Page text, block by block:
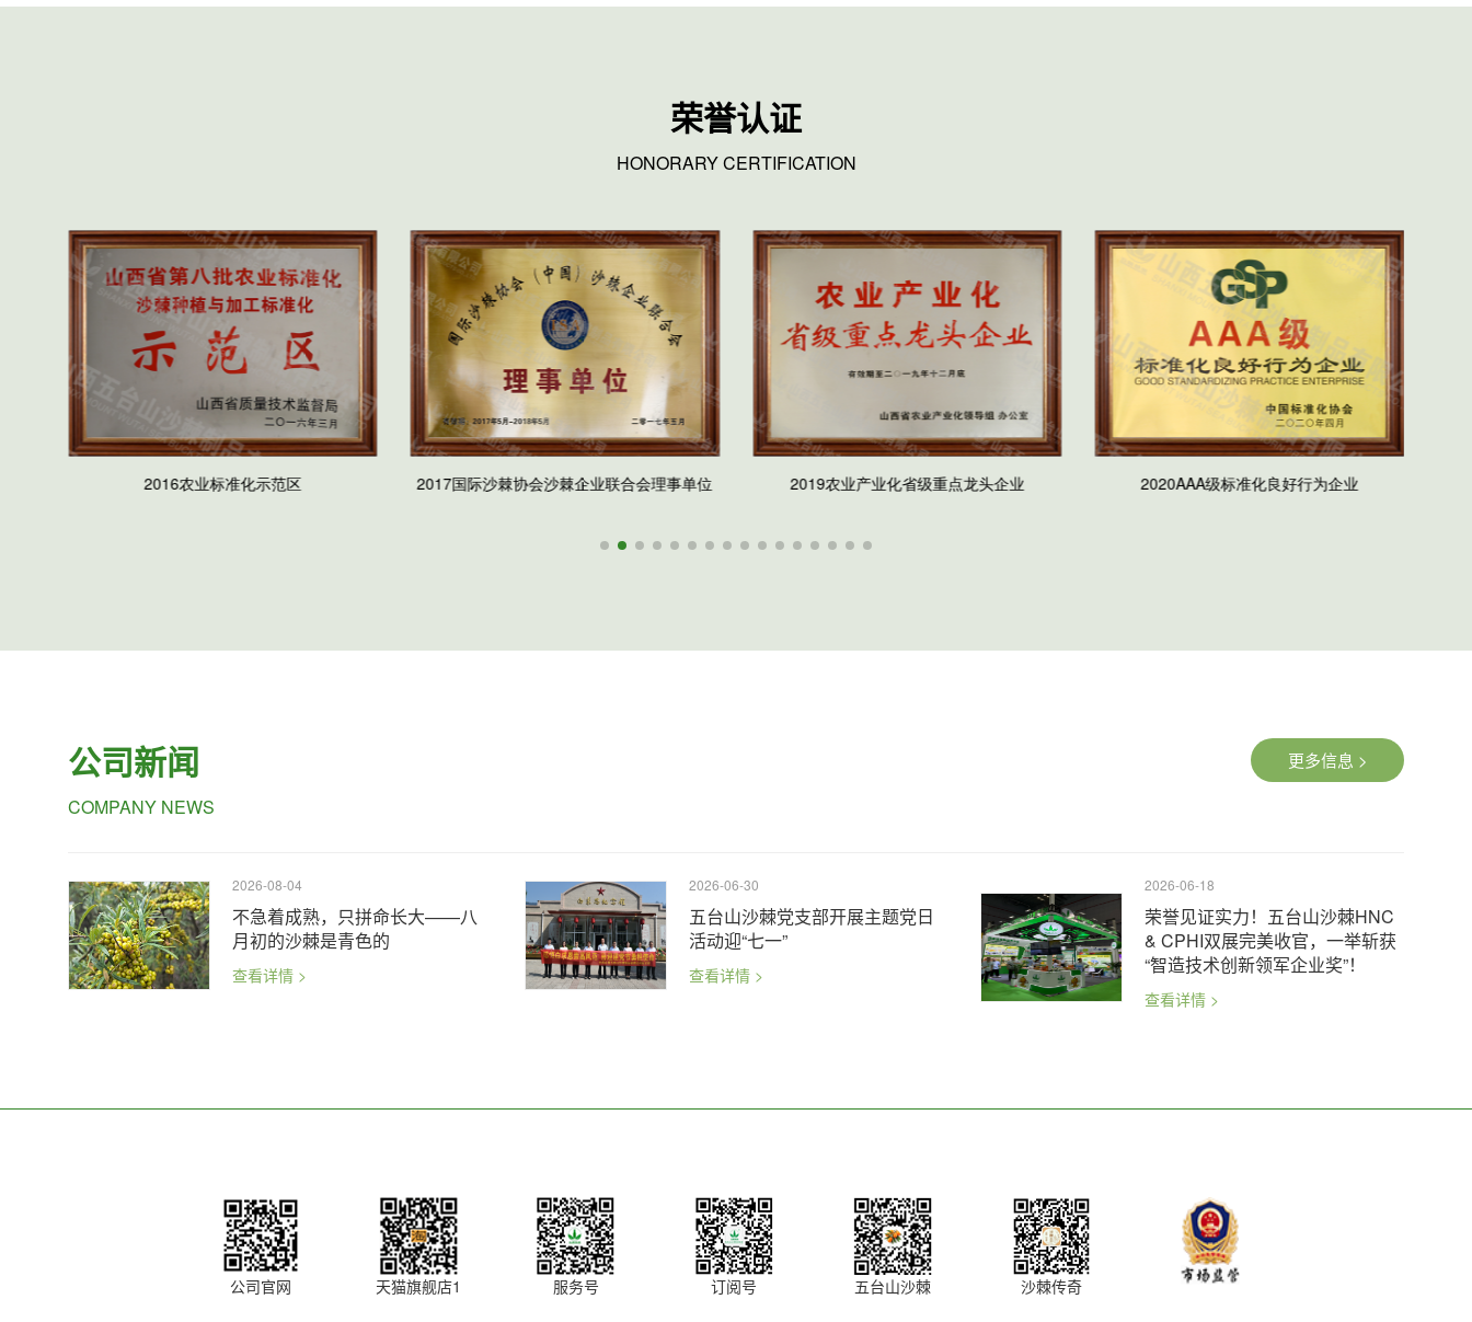
荣誉认证
HONORARY CERTIFICATION
公司新闻
COMPANY NEWS
更多信息 >
2026-08-04
不急着成熟，只拼命长大——八
月初的沙棘是青色的
查看详情 >
2026-06-30
五台山沙棘党支部开展主题党日
活动迎“七一”
查看详情 >
2026-06-18
荣誉见证实力！五台山沙棘HNC
& CPHI双展完美收官，一举斩获
“智造技术创新领军企业奖”！
查看详情 >
公司官网 天猫旗舰店1 服务号 订阅号 五台山沙棘 沙棘传奇